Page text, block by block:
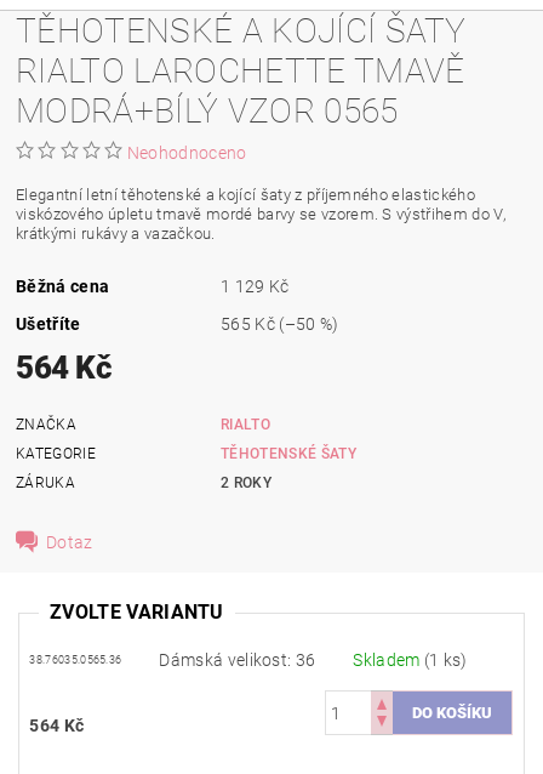
TĚHOTENSKÉ A KOJÍCÍ ŠATY
RIALTO LAROCHETTE TMAVĚ
MODRÁ+BÍLÝ VZOR 0565
Neohodnoceno
Elegantní letní těhotenské a kojící šaty z příjemného elastického
viskózového úpletu tmavě mordé barvy se vzorem. S výstřihem do V,
krátkými rukávy a vazačkou.
Běžná cena
1 129 Kč
Ušetříte
565 Kč (–50 %)
564 Kč
ZNAČKA
RIALTO
KATEGORIE
TĚHOTENSKÉ ŠATY
ZÁRUKA
2 ROKY
Dotaz
ZVOLTE VARIANTU
38.76035.0565.36 Dámská velikost: 36 Skladem (1 ks)
564 Kč